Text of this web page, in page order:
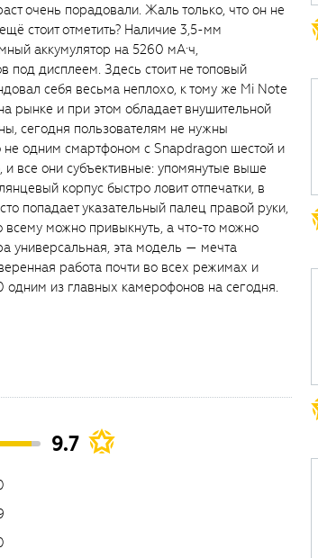
очень порадовали. Жаль только, что он не
стоит отметить? Наличие 3,5-мм
аккумулятор на 5260 мА·ч,
под дисплеем. Здесь стоит не топовый
себя весьма неплохо, к тому же Mi Note
рынке и при этом обладает внушительной
сегодня пользователям не нужны
одним смартфоном с Snapdragon шестой и
все они субъективные: упомянутые выше
корпус быстро ловит отпечатки, в
попадает указательный палец правой руки,
можно привыкнуть, а что-то можно
универсальная, эта модель — мечта
работа почти во всех режимах и
из главных камерофонов на сегодня.
9.7